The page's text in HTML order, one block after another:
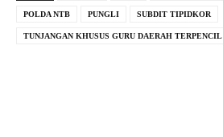
POLDA NTB PUNGLI SUBDIT TIPIDKOR
TUNJANGAN KHUSUS GURU DAERAH TERPENCIL